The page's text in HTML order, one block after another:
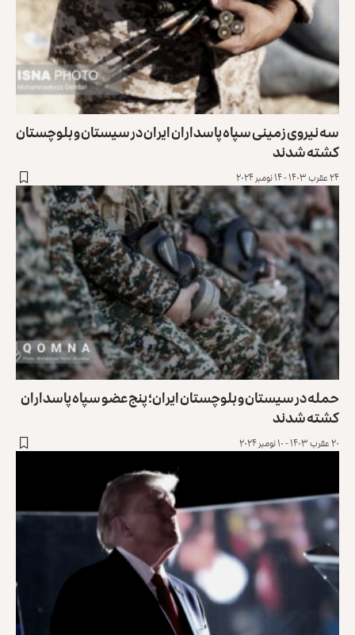
سه نیروی زمینی سپاه پاسداران ایران در سیستان و بلوچستان
کشته شدند
۲۴ عقرب ۱۴۰۳ - ۱۴ نومبر ۲۰۲۴
حمله در سیستان و بلوچستان ایران؛ پنج عضو سپاه پاسداران
کشته شدند
۲۰ عقرب ۱۴۰۳ - ۱۰ نومبر ۲۰۲۴